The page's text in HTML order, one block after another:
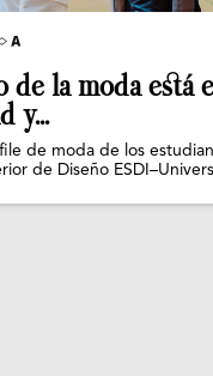
la moda está
y...
de moda de los
de Diseño